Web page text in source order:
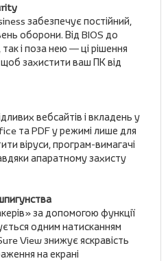
забезпечує постійний,
оборони. Від BIOS до
і поза нею — ці рішення
захистити ваш ПК від
вебсайтів і вкладень у
та PDF у режимі лише для
віруси, програм-вимагачі
апаратному захисту
за допомогою функції
одним натисканням
View знижує яскравість
на екрані